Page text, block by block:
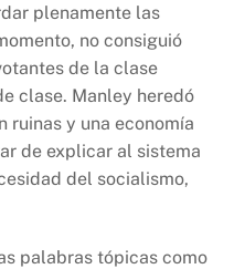
plenamente las
no consiguió
de la clase
clase. Manley heredó
ruinas y una economía
de explicar al sistema
del socialismo,
palabras tópicas como